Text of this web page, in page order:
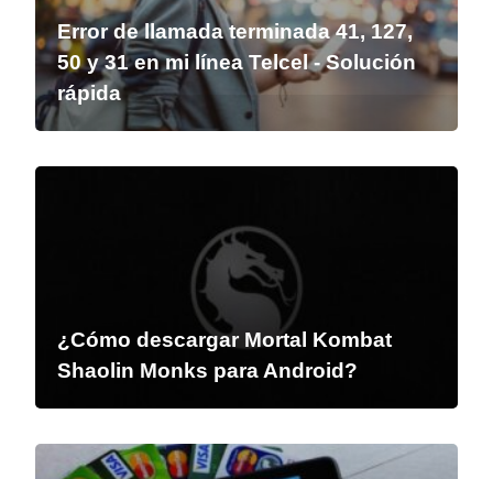
Error de llamada terminada 41, 127,
50 y 31 en mi línea Telcel - Solución
rápida
¿Cómo descargar Mortal Kombat
Shaolin Monks para Android?